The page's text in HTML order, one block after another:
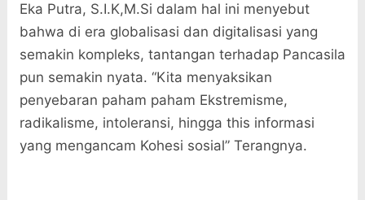
Eka Putra, S.I.K,M.Si dalam hal ini menyebut
bahwa di era globalisasi dan digitalisasi yang
semakin kompleks, tantangan terhadap Pancasila
pun semakin nyata. “Kita menyaksikan
penyebaran paham paham Ekstremisme,
radikalisme, intoleransi, hingga this informasi
yang mengancam Kohesi sosial” Terangnya.